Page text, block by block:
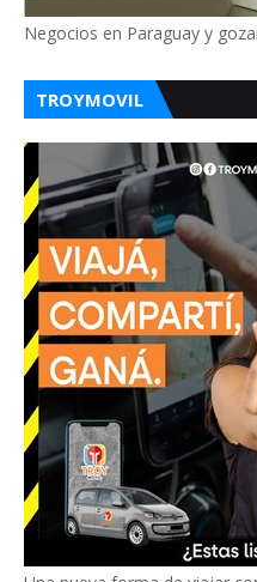
Negocios en Paraguay y
TROYMOVIL